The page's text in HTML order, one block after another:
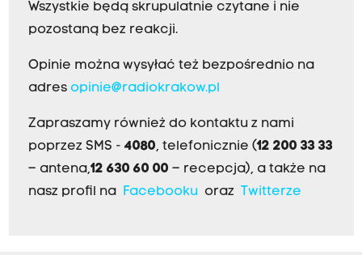
Wszystkie będą skrupulatnie czytane i nie
pozostaną bez reakcji.
Opinie można wysyłać też bezpośrednio na
adres opinie@radiokrakow.pl
Zapraszamy również do kontaktu z nami
poprzez SMS - 4080, telefonicznie (12 200 33 33
– antena,12 630 60 00 – recepcja), a także na
nasz profil na Facebookuoraz Twitterze